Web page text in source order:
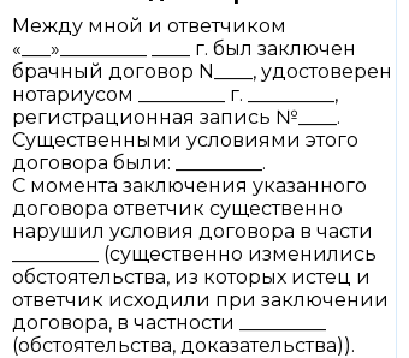
Между мной и ответчиком
«___»_________ ____ г. был заключен
брачный договор N____, удостоверен
нотариусом _________ г. _________,
регистрационная запись №____.
Существенными условиями этого
договора были: _________.
С момента заключения указанного
договора ответчик существенно
нарушил условия договора в части
_________ (существенно изменились
обстоятельства, из которых истец и
ответчик исходили при заключении
договора, в частности _________
(обстоятельства, доказательства)).